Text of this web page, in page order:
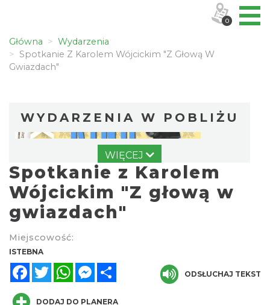
Główna
Wydarzenia
Spotkanie Z Karolem Wójcickim "Z Głową W
Gwiazdach"
WYDARZENIA W POBLIŻU
Istebna
0.00 km
WIĘCEJ
Spotkanie z Karolem
Wójcickim "Z głową w
gwiazdach"
Miejscowość:
ISTEBNA
FacebookTwitterWhatsAppMessenger
ODSŁUCHAJ TEKST
DODAJ DO PLANERA
0